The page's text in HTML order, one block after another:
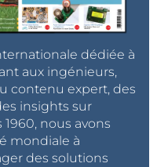
dédiée à
aux ingénieurs,
contenu expert, des
insights sur
nous avons
mondiale à
des solutions